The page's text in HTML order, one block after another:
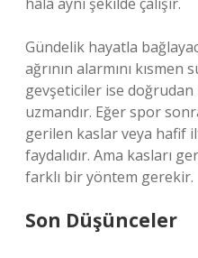
Gündelik hayatla
ağrının alarmını
gevşeticiler ise
uzmandır. Eğer spor
gerilen kaslar veya hafif
faydalıdır. Ama kasları
farklı bir yöntem gerekir.
Son Düşünceler